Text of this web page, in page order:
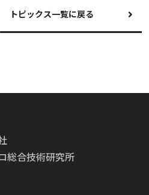
トピックス一覧に戻る
総合技術研究所